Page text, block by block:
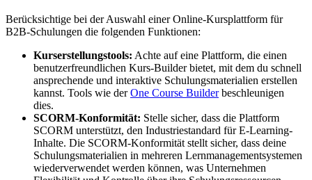
Berücksichtige bei der Auswahl einer Online-Kursplattform für
B2B-Schulungen die folgenden Funktionen:
Kurserstellungstools: Achte auf eine Plattform, die einen
benutzerfreundlichen Kurs-Builder bietet, mit dem du schnell
ansprechende und interaktive Schulungsmaterialien erstellen
kannst. Tools wie derOne Course Builderbeschleunigen
dies.
SCORM-Konformität: Stelle sicher, dass die Plattform
SCORM unterstützt, den Industriestandard für E-Learning-
Inhalte. Die SCORM-Konformität stellt sicher, dass deine
Schulungsmaterialien in mehreren Lernmanagementsystemen
wiederverwendet werden können, was Unternehmen